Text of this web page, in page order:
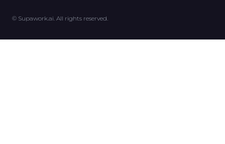
© Supawork.ai. All rights reserved.